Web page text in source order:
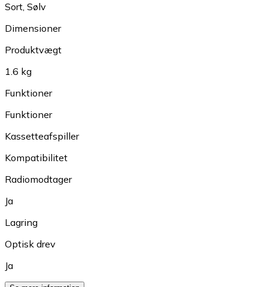
Sort, Sølv
Dimensioner
Produktvægt
1.6 kg
Funktioner
Funktioner
Kassetteafspiller
Kompatibilitet
Radiomodtager
Ja
Lagring
Optisk drev
Ja